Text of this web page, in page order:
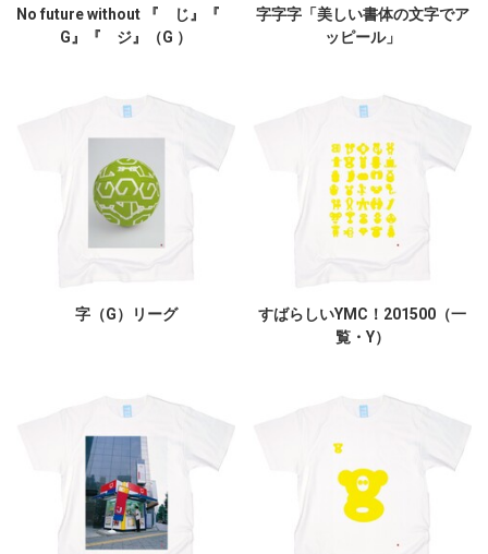
No future without 『 じ』『
G』『 ジ』（G ）
字字字「美しい書体の文字でア
ッピール」
字（G）リーグ
すばらしいYMC！201500（一
覧・Y）